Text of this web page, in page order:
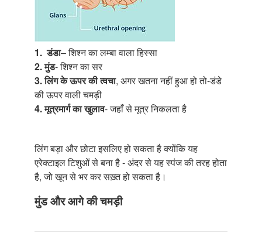
1. डंडा– शिश्न का लम्बा वाला हिस्सा
2.मुंड- शिश्न का सर
3. लिंग के ऊपर की त्वचा, अगर खतना नहीं हुआ हो तो-डंडे
की ऊपर वाली चमड़ी
4. मूत्रमार्ग का खुलाव- जहाँ से मूत्र निकलता है
लिंग बड़ा और छोटा इसलिए हो सकता है क्योंकि यह
एरेक्टाइल टिशुओं से बना है - अंदर से यह स्पंज की तरह होता
है, जो खून से भर कर सख़्त हो सकता है।
मुंड और आगे की चमड़ी